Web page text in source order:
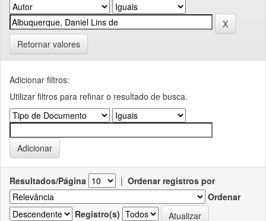
Retornar valores
Adicionar filtros:
Utilizar filtros para refinar o resultado de busca.
Resultados/Página | Ordenar registros por
Ordenar
Registro(s)